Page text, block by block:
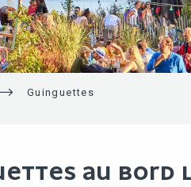
Guinguettes
AU BORD